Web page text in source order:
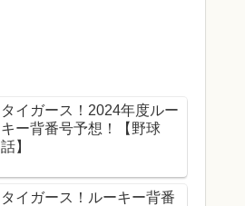
タイガース！2024年度ルー
キー背番号予想！【野球
話】
タイガース！ルーキー背番